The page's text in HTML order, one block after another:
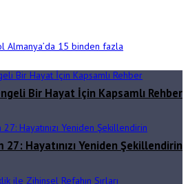
Almanya’da 15 binden fazla
Bir Hayat İçin Kapsamlı Rehber
27: Hayatınızı Yeniden Şekillendirin